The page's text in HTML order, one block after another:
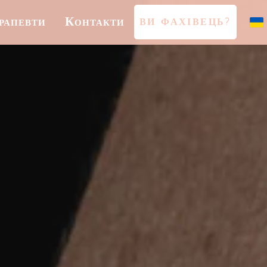
Контакти ВИ ФАХІВЕЦЬ?